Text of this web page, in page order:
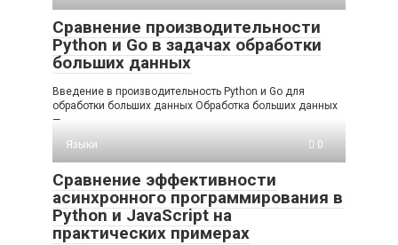
Сравнение производительности
Python и Go в задачах обработки
больших данных
Введение в производительность Python и Go для
обработки больших данных Обработка больших данных
—
Языки
0
Сравнение эффективности
асинхронного программирования в
Python и JavaScript на
практических примерах